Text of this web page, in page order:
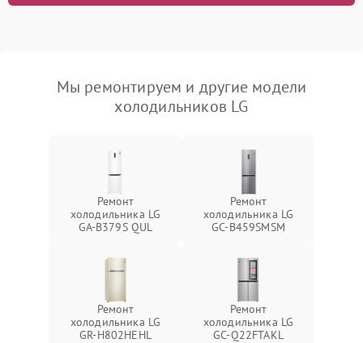
Мы ремонтируем и другие модели
холодильников LG
Ремонт
холодильника LG
GA-B379S QUL
Ремонт
холодильника LG
GC-B459SMSM
Ремонт
холодильника LG
GR-H802HEHL
Ремонт
холодильника LG
GC-Q22FTAKL